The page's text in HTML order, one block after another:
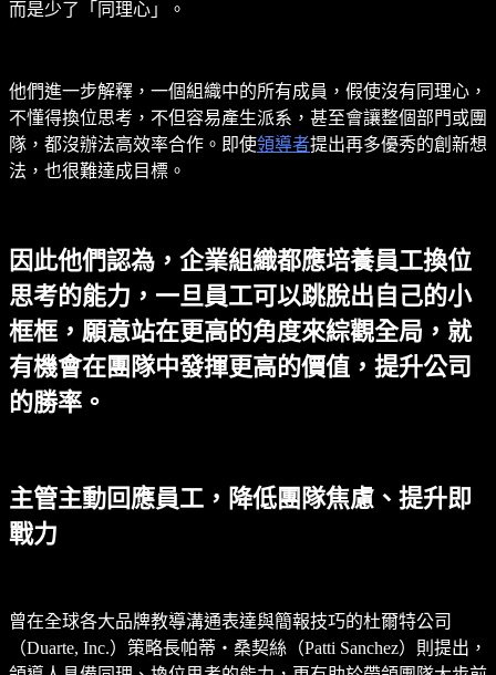
而是少了「同理心」。
他們進一步解釋，一個組織中的所有成員，假使沒有同理心，
不懂得換位思考，不但容易產生派系，甚至會讓整個部門或團
隊，都沒辦法高效率合作。即使領導者提出再多優秀的創新想
法，也很難達成目標。
因此他們認為，企業組織都應培養員工換位
思考的能力，一旦員工可以跳脫出自己的小
框框，願意站在更高的角度來綜觀全局，就
有機會在團隊中發揮更高的價值，提升公司
的勝率。
主管主動回應員工，降低團隊焦慮、提升即
戰力
曾在全球各大品牌教導溝通表達與簡報技巧的杜爾特公司
（Duarte, Inc.）策略長帕蒂‧桑契絲（Patti Sanchez）則提出，